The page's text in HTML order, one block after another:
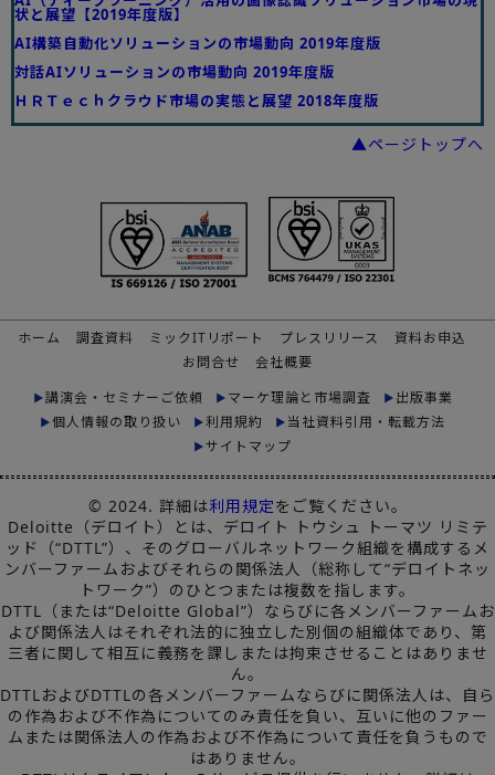
状と展望【2019年度版】
AI構築自動化ソリューションの市場動向 2019年度版
対話AIソリューションの市場動向 2019年度版
ＨＲＴｅｃｈクラウド市場の実態と展望 2018年度版
▲ページトップへ
ホーム 調査資料 ミックITリポート プレスリリース
資料お申込
お問合せ
会社概要
講演会・セミナーご依頼
マーケ理論と市場調査
出版事業
個人情報の取り扱い
利用規約
当社資料引用・転載方法
サイトマップ
© 2024. 詳細は利用規定をご覧ください。
Deloitte（デロイト）とは、デロイト トウシュ トーマツ リミテ
ッド（“DTTL”）、そのグローバルネットワーク組織を構成するメ
ンバーファームおよびそれらの関係法人（総称して“デロイトネッ
トワーク”）のひとつまたは複数を指します。
DTTL（または“Deloitte Global”）ならびに各メンバーファームお
よび関係法人はそれぞれ法的に独立した別個の組織体であり、第
三者に関して相互に義務を課しまたは拘束させることはありませ
ん。
DTTLおよびDTTLの各メンバーファームならびに関係法人は、自ら
の作為および不作為についてのみ責任を負い、互いに他のファー
ムまたは関係法人の作為および不作為について責任を負うもので
はありません。